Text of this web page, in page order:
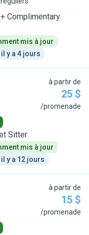
Complimentary
mis à jour
y a 4 jours
à partir de
25 $
/promenade
Sitter
mis à jour
y a 12 jours
à partir de
15 $
/promenade